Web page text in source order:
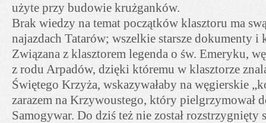
użyte przy budowie krużganków.
Brak wiedzy na temat początków klasztoru ma
najazdach Tatarów; wszelkie starsze dokumenty i
Związana z klasztorem legenda o św. Emeryku,
z rodu Arpadów, dzięki któremu w klasztorze
Świętego Krzyża, wskazywałaby na węgierskie
zarazem na Krzywoustego, który pielgrzymował
Samogywar. Do dziś też nie został rozstrzygnięty